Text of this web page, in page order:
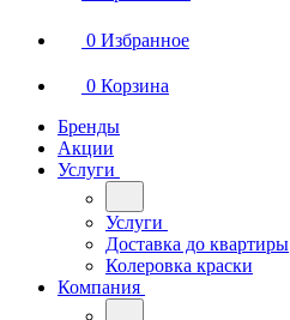
0 Избранное
0 Корзина
Бренды
Акции
Услуги
Услуги
Доставка до квартиры
Колеровка краски
Компания